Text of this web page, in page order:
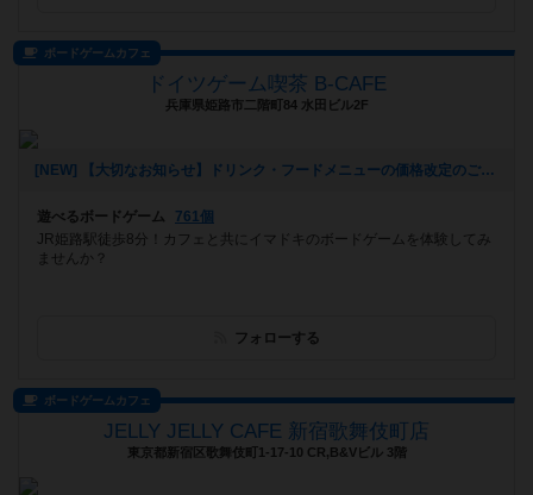
ボードゲームカフェ
ドイツゲーム喫茶 B-CAFE
兵庫県姫路市二階町84 水田ビル2F
[NEW] 【大切なお知らせ】ドリンク・フードメニューの価格改定のご案内（2025年08月05日 16時49分）
遊べるボードゲーム
761個
JR姫路駅徒歩8分！カフェと共にイマドキのボードゲームを体験してみ
ませんか？
フォローする
ボードゲームカフェ
JELLY JELLY CAFE 新宿歌舞伎町店
東京都新宿区歌舞伎町1-17-10 CR,B&Vビル 3階